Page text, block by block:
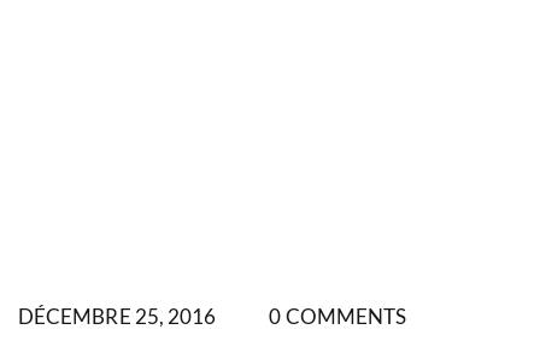
DÉCEMBRE 25, 2016 0 COMMENTS